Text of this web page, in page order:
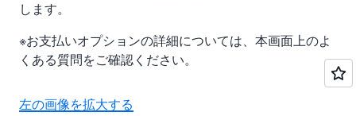
します。
※お支払いオプションの詳細については、本画面上のよ
くある質問をご確認ください。
左の画像を拡大する